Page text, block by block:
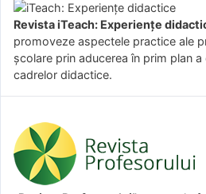
Revista iTeach: Experienţe
promoveze aspectele practice ale
şcolare prin aducerea în prim plan
cadrelor didactice.